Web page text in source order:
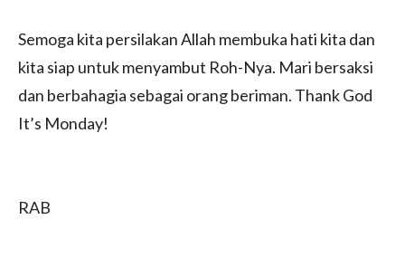
Semoga kita persilakan Allah membuka hati kita dan
kita siap untuk menyambut Roh-Nya. Mari bersaksi
dan berbahagia sebagai orang beriman. Thank God
It’s Monday!
RAB